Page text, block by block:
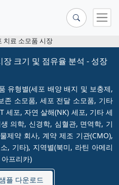
치료 소모품 시장
크기 및 점유율 분석 - 성장
유형별(세포 배양 배지 및 보충제,
존 소모품, 세포 전달 소모품, 기타
세포, 자연 살해(NK) 세포, 기타 세
의학, 신경학, 심혈관, 면역학, 기
제약 회사, 계약 제조 기관(CMO),
, 기타), 지역별(북미, 라틴 아메리
프리카)
플 다운로드